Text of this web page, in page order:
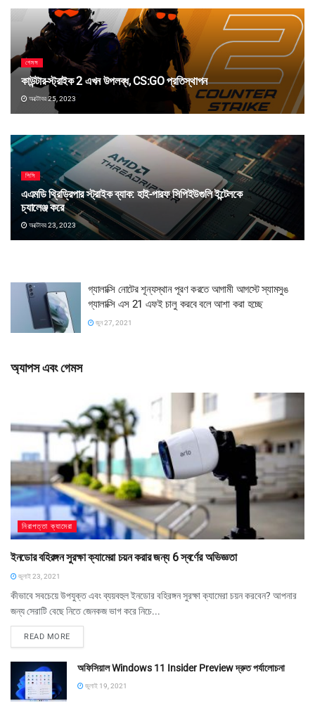
গেমস
কাউন্টার-স্ট্রাইক 2 এখন উপলব্ধ, CS:GO প্রতিস্থাপন
অক্টোবর 25, 2023
পিসি
এএমডি থ্রিড্রিপার স্ট্রাইক ব্যাক: হাই-পারফ সিপিইউগুলি ইন্টেলকে
চ্যালেঞ্জ করে
অক্টোবর 23, 2023
গ্যালাক্সি নোটের শূন্যস্থান পূরণ করতে আগামী আগস্টে স্যামসুঙ
গ্যালাক্সি এস 21 এফই চালু করবে বলে আশা করা হচ্ছে
জুন 27, 2021
অ্যাপস এবং গেমস
নিরাপত্তা ক্যামেরা
ইনডোর বহিরঙ্গন সুরক্ষা ক্যামেরা চয়ন করার জন্য 6 স্বর্ণের অভিজ্ঞতা
জুলাই 23, 2021
কীভাবে সবচেয়ে উপযুক্ত এবং ব্যয়বহুল ইনডোর বহিরঙ্গন সুরক্ষা ক্যামেরা চয়ন করবেন? আপনার
জন্য সেরাটি বেছে নিতে জেনকজ ভাগ করে নিচে...
READ MORE
অফিসিয়াল Windows 11 Insider Preview দ্রুত পর্যালোচনা
জুলাই 19, 2021